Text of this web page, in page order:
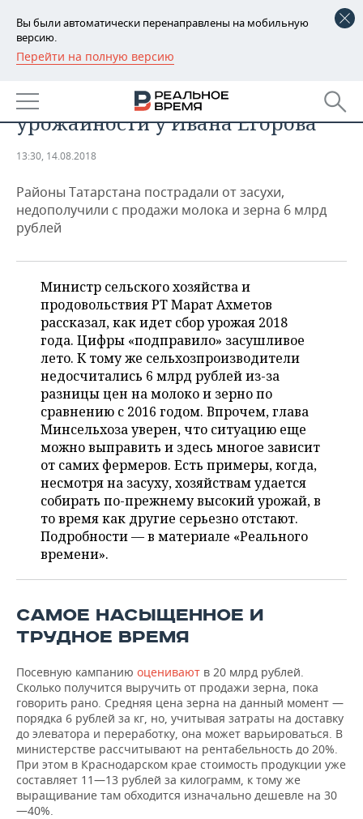
Вы были автоматически перенаправлены на мобильную
версию.
Перейти на полную версию
РЕГИОНЫ
БАШКОРТОСТАН
ТАТАРСТАН
НОВОСТИ
АНАЛИТИКА
ДЕКЛАРАЦИИ О ДОХОДАХ
ВУЗЫ ТАТАРСТАНА
КОМУ ПРИНАДЛЕЖАТ
ТОРГОВЫЕ ЦЕНТРЫ
ТАТАРСТАНА
НОВОСТИ ЭКОНОМИКИ
БАНКИ
БЮДЖЕТ
ИНВЕСТИЦИИ
ПРОМЫШЛЕННОСТЬ
АГРОПРОМ
МАШИНОСТРОЕНИЕ
НЕФТЕХИМИЯ
НЕФТЬ
ОПК
ЭНЕРГЕТИКА
НОВОСТИ НЕДВИЖИМОСТИ
АВТО
НОВОСТИ АВТО
БИЗНЕС
НОВОСТИ БИЗНЕСА
РОЗНИЧНАЯ ТОРГОВЛЯ
ТРАНСПОРТ
УСЛУГИ
ТЕХНОЛОГИИ
НОВОСТИ ТЕХНОЛОГИЙ
МЕДИА
ТЕЛЕКОММУНИКАЦИИ
МЕРОПРИЯТИЯ
НОВОСТИ МЕРОПРИЯТИЙ
ВЫЕЗДНАЯ РЕДАКЦИЯ
БИЗНЕС-БРАНЧИ
ONLINE-КОНФЕРЕНЦИИ
ОТКРЫТАЯ ЛЕКЦИЯ
СПОРТ
НОВОСТИ СПОРТА
ФУТБОЛ
ХОККЕЙ
БАСКЕТБОЛ
ВОЛЕЙБОЛ
ФИГУРНОЕ КАТАНИЕ
ВОДНЫЕ ВИДЫ СПОРТА
ХОККЕЙ С МЯЧОМ
ОБЩЕСТВО
НОВОСТИ ОБЩЕСТВА
ВЛАСТЬ
ИНФРАСТРУКТУРА
ИСТОРИЯ
МЕДИЦИНА
ОБРАЗОВАНИЕ
ПРОИСШЕСТВИЯ
ФОТОГАЛЕРЕЯ
СЮЖЕТЫ
СПРАВОЧНИК
СПИСОК ПЕРСОН
ПОЛНАЯ ВЕРСИЯ
Как Ильшат Фардиев выиграл в
урожайности у Ивана Егорова
13:30, 14.08.2018
Районы Татарстана пострадали от засухи,
недополучили с продажи молока и зерна 6 млрд
рублей
Министр сельского хозяйства и
продовольствия РТ Марат Ахметов
рассказал, как идет сбор урожая 2018
года. Цифры «подправило» засушливое
лето. К тому же сельхозпроизводители
недосчитались 6 млрд рублей из-за
разницы цен на молоко и зерно по
сравнению с 2016 годом. Впрочем, глава
Минсельхоза уверен, что ситуацию еще
можно выправить и здесь многое зависит
от самих фермеров. Есть примеры, когда,
несмотря на засуху, хозяйствам удается
собирать по-прежнему высокий урожай, в
то время как другие серьезно отстают.
Подробности — в материале «Реального
времени».
САМОЕ НАСЫЩЕННОЕ И
ТРУДНОЕ ВРЕМЯ
Посевную кампанию оценивают в 20 млрд рублей.
Сколько получится выручить от продажи зерна, пока
говорить рано. Средняя цена зерна на данный момент —
порядка 6 рублей за кг, но, учитывая затраты на доставку
до элеватора и переработку, она может варьироваться. В
министерстве рассчитывают на рентабельность до 20%.
При этом в Краснодарском крае стоимость продукции уже
составляет 11—13 рублей за килограмм, к тому же
выращивание там обходится изначально дешевле на 30
—40%.